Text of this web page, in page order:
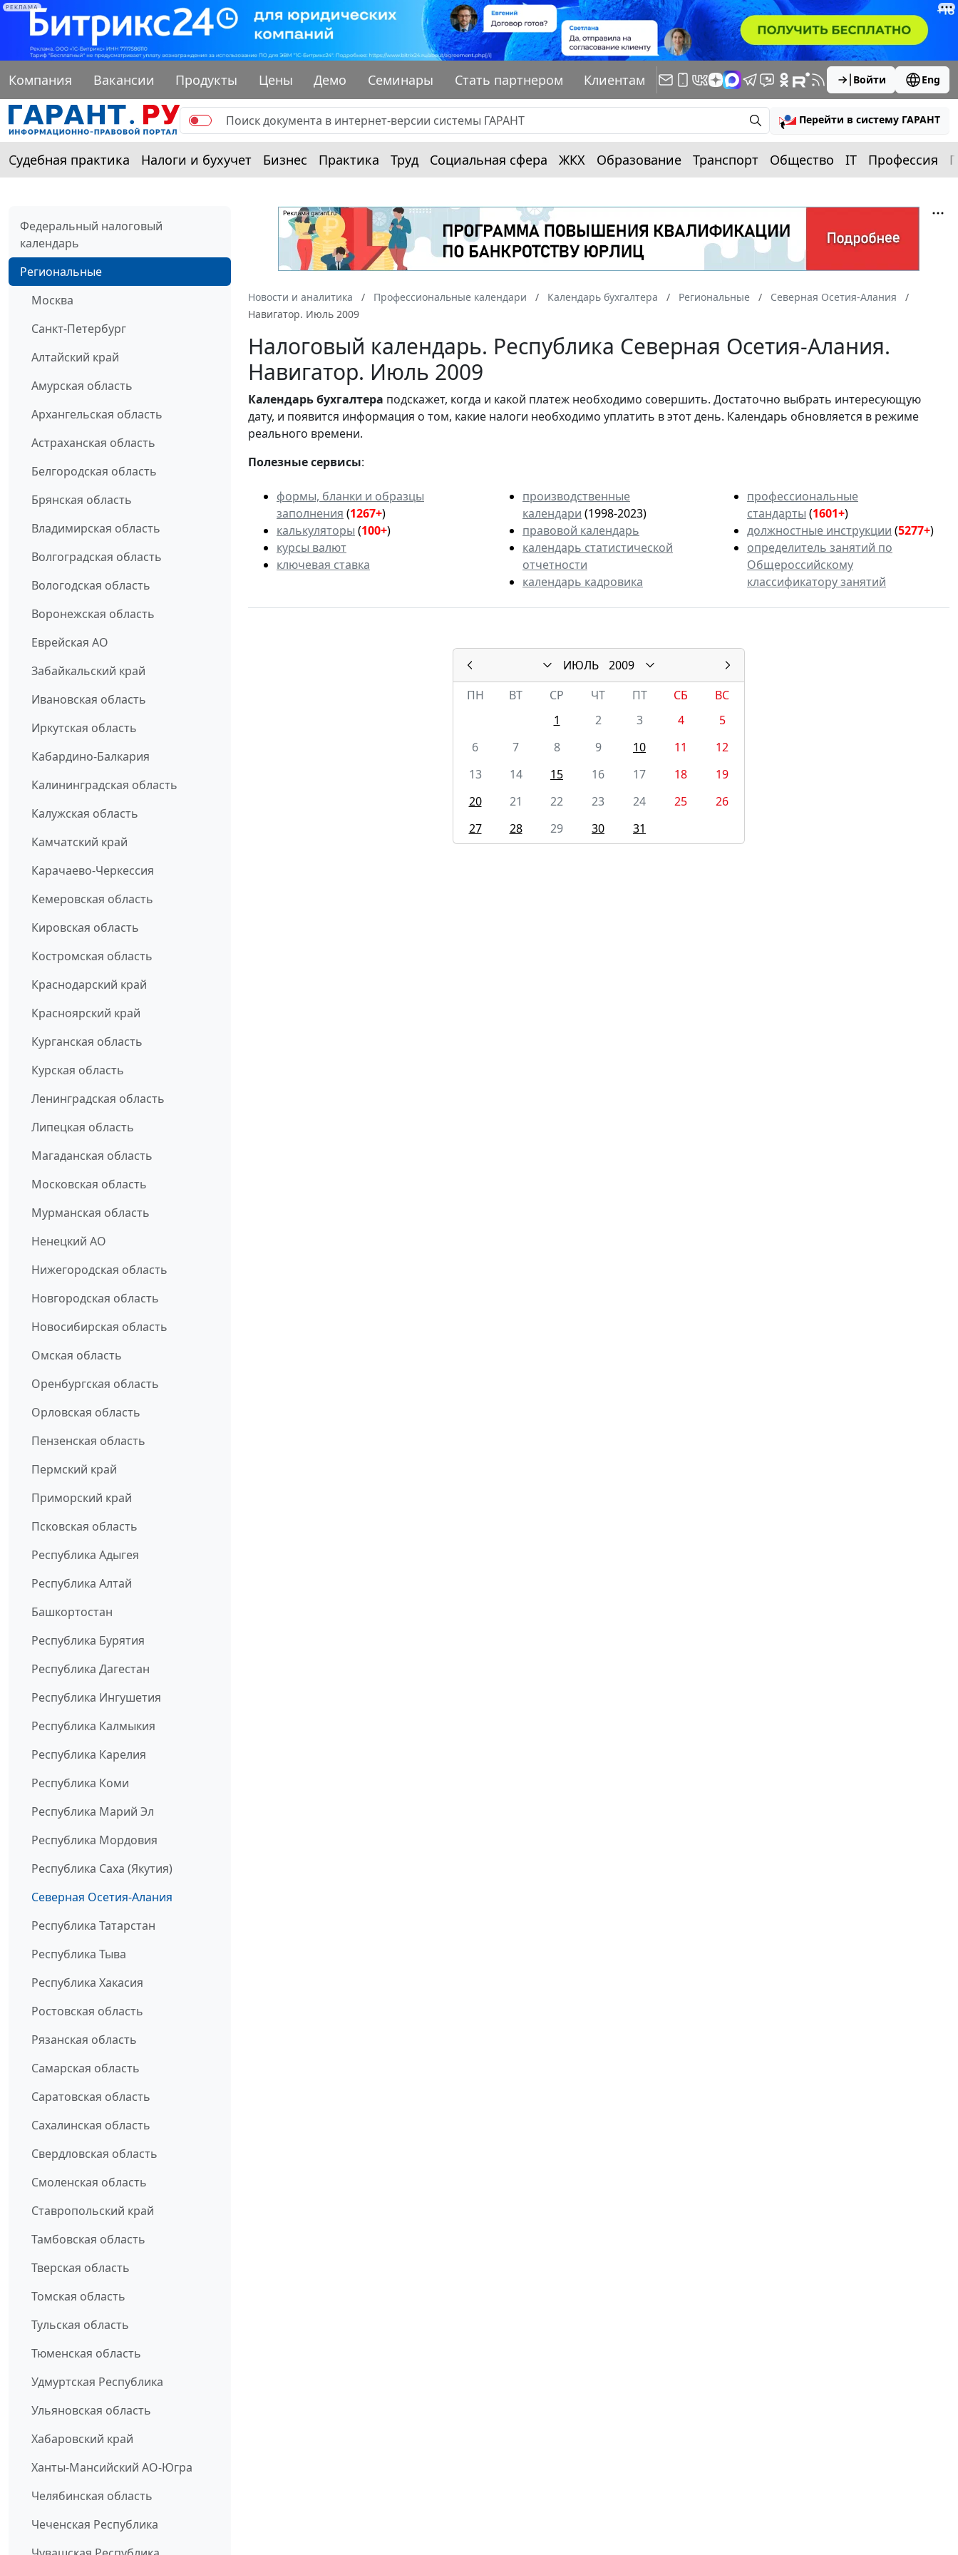
РЕКЛАМА
Компания Вакансии Продукты Цены Демо Семинары Стать партнером Клиентам Войти Eng
Перейти в систему ГАРАНТ
Судебная практика Налоги и бухучет Бизнес Практика Труд Социальная сфера ЖКХ Образование Транспорт Общество IT Профессия
Федеральный налоговый
календарь
Региональные
Москва
Санкт-Петербург
Алтайский край
Амурская область
Архангельская область
Астраханская область
Белгородская область
Брянская область
Владимирская область
Волгоградская область
Вологодская область
Воронежская область
Еврейская АО
Забайкальский край
Ивановская область
Иркутская область
Кабардино-Балкария
Калининградская область
Калужская область
Камчатский край
Карачаево-Черкессия
Кемеровская область
Кировская область
Костромская область
Краснодарский край
Красноярский край
Курганская область
Курская область
Ленинградская область
Липецкая область
Магаданская область
Московская область
Мурманская область
Ненецкий АО
Нижегородская область
Новгородская область
Новосибирская область
Омская область
Оренбургская область
Орловская область
Пензенская область
Пермский край
Приморский край
Псковская область
Республика Адыгея
Республика Алтай
Башкортостан
Республика Бурятия
Республика Дагестан
Республика Ингушетия
Республика Калмыкия
Республика Карелия
Республика Коми
Республика Марий Эл
Республика Мордовия
Республика Саха (Якутия)
Северная Осетия-Алания
Республика Татарстан
Республика Тыва
Республика Хакасия
Ростовская область
Рязанская область
Самарская область
Саратовская область
Сахалинская область
Свердловская область
Смоленская область
Ставропольский край
Тамбовская область
Тверская область
Томская область
Тульская область
Тюменская область
Удмуртская Республика
Ульяновская область
Хабаровский край
Ханты-Мансийский АО-Югра
Челябинская область
Чеченская Республика
Новости и аналитика Профессиональные календари Календарь бухгалтера Региональные
Северная Осетия-Алания
Навигатор. Июль 2009
Налоговый календарь. Республика Северная Осетия-Алания.
Навигатор. Июль 2009
Календарьбухгалтера подскажет, когда и какой платеж необходимо совершить. Достаточно выбрать интересующую
дату, и появится информация о том, какие налоги необходимо уплатить в этот день. Календарь обновляется в режиме
реального времени.
Полезные сервисы:
формы, бланки и образцы
заполнения (1267+)
калькуляторы (100+)
курсы валют
ключевая ставка
производственные
календари (1998-2023)
правовой календарь
календарь статистической
отчетности
календарь кадровика
профессиональные
стандарты (1601+)
должностные инструкции (5277+)
определитель занятий по
Общероссийскому
классификатору занятий
ИЮЛЬ
2009
ПН
ВТ СР ЧТ ПТ СБ
ВС
1
2 3 4
5
6
7 8 9 10 11
12
13
14 15 16 17 18
19
20
21 22 23 24 25
26
27
28 29 30 31